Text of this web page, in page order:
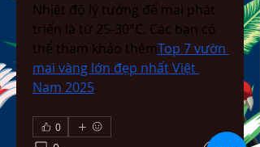
Nhiệt độ lý tưởng để mai phát
triển là từ 25-30°C. Các bạn có
thể tham khảo thêmTop 7 vườn
mai vàng lớn đẹp nhất Việt
Nam 2025.
0